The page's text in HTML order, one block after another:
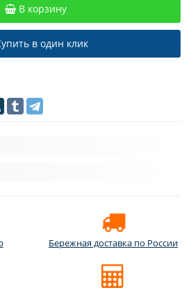
В корзину
в один клик
Бережная доставка по России